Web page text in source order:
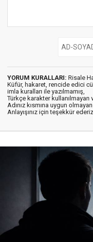
YORUM KURALLARI: Risale
Küfür, hakaret, rencide edici
imla kuralları ile yazılmamış,
Türkçe karakter kullanılmayan
Adınız kısmına uygun
Anlayışınız için teşekkür